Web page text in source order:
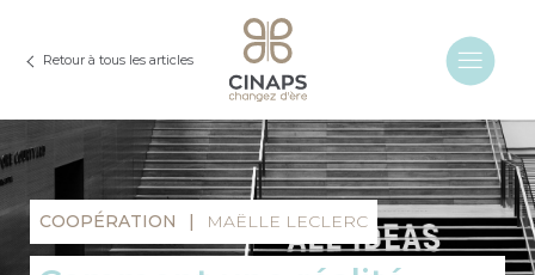
Retour à tous les articles
COOPÉRATION | MAËLLE LECLERC